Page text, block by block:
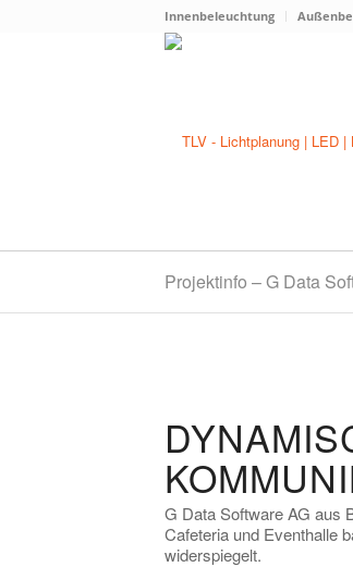
Innenbeleuchtung
Projektinfo – G Data
G Data Software AG aus
Cafeteria und Eventhalle
widerspiegelt.